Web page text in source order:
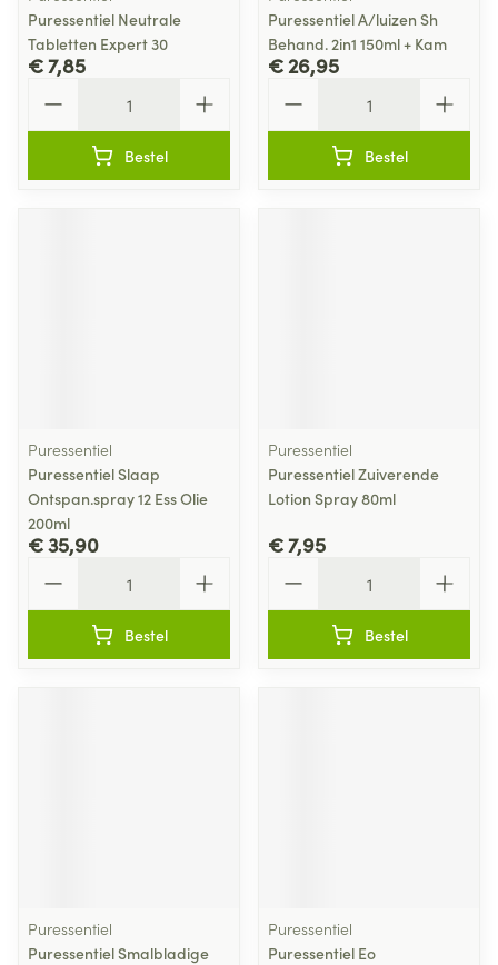
Puressentiel Neutrale
Tabletten Expert 30
€ 7,85
Bestel
Puressentiel A/luizen Sh
Behand. 2in1 150ml + Kam
€ 26,95
Bestel
Puressentiel
Puressentiel Slaap
Ontspan.spray 12 Ess Olie
200ml
€ 35,90
Bestel
Puressentiel
Puressentiel Zuiverende
Lotion Spray 80ml
€ 7,95
Bestel
Puressentiel
Puressentiel Smalbladige
Puressentiel
Puressentiel Eo